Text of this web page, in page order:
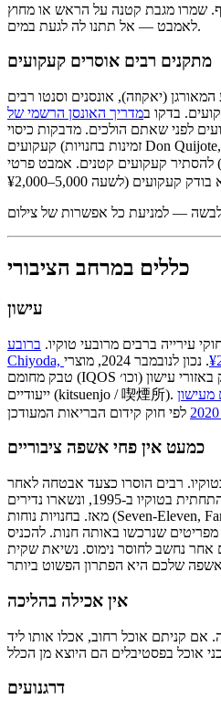
שמרו מגבת קטנה על הראש או מחוץ
לאמבט — אל תתנו לה לגעת במים.
מתקנים רבים אוסרים קעקועים
(יאקוזה), אונסנים וסנטו רבים
בדקו ב
לפני שאתם הולכים. מדבקות כיסוי
קעקועים (זמינות בחנויות Don Quijote, בסביבות ¥500–1,000) יכולות
להסתיר קעקועים קטנים. אמבט פרטי (kashikiri-buro / 貸切風呂,
כללים במרחב הציבורי
עישון
עירייה ברבים מרובעי טוקיו. ברובע
. נכון לנובמבר 2024, מוצרי
טבק מחומם (IQOS וכו׳) כפופים לאותם כללים. עשנו רק באזורי עישון
מעישון
כמעט אין פחי אשפה ציבוריים
רבים הוסרו כצעד אבטחה לאחר
מתקפת הסארין בתחנת הרכבת התחתית בטוקיו ב-1995, ונשארו נדירים
מאז. בחנויות נוחות (Seven-Eleven, FamilyMart, Lawson) יש פחים
שנרכשו באותה חנות. להכניס
נחשב לחוסר נימוס. נשיאת שקית
אין אכילה בהליכה
אם קניתם אוכל רחוב, אכלו אותו ליד
דרגנועים